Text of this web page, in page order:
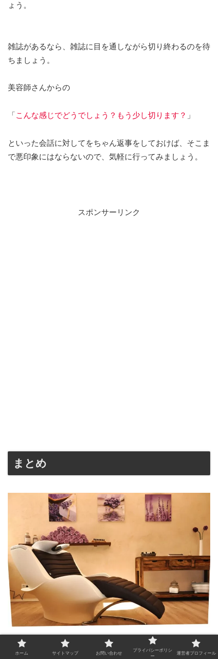
ょう。
雑誌があるなら、雑誌に目を通しながら切り終わるのを待
ちましょう。
美容師さんからの
「 こんな感じでどうでしょう？もう少し切ります？ 」
といった会話に対してをちゃん返事をしておけば、そこま
で悪印象にはならないので、気軽に行ってみましょう。
スポンサーリンク
まとめ
今回は、美容院に行きづらい陰キャ男子に対して、原因と
ホーム サイトマップ お問い合わせ
プライバシーポリシ
ー
運営者プロフィール